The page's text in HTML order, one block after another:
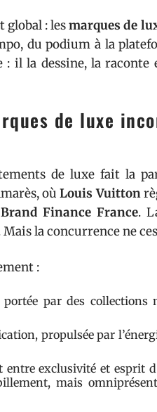
global : lesmarques de
du podium à la
il la dessine, la raconte
de luxe
de luxe fait la
oùLouis Vuitton
Brand Finance France.
la concurrence ne
:
par des collections
propulsée par
entre exclusivité et esprit
mais